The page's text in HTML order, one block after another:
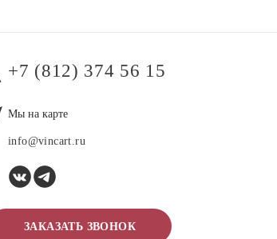
+7 (812) 374 56 15
Мы на карте
info@vincart.ru
ЗАКАЗАТЬ ЗВОНОК